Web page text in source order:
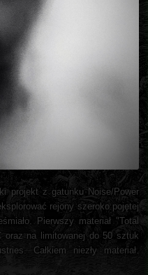
projekt z gatunku Noise/Power
rejony szeroko pojętej
Pierwszy materiał "Total
oraz na limitowanej do 50 sztuk
Całkiem niezły materiał.